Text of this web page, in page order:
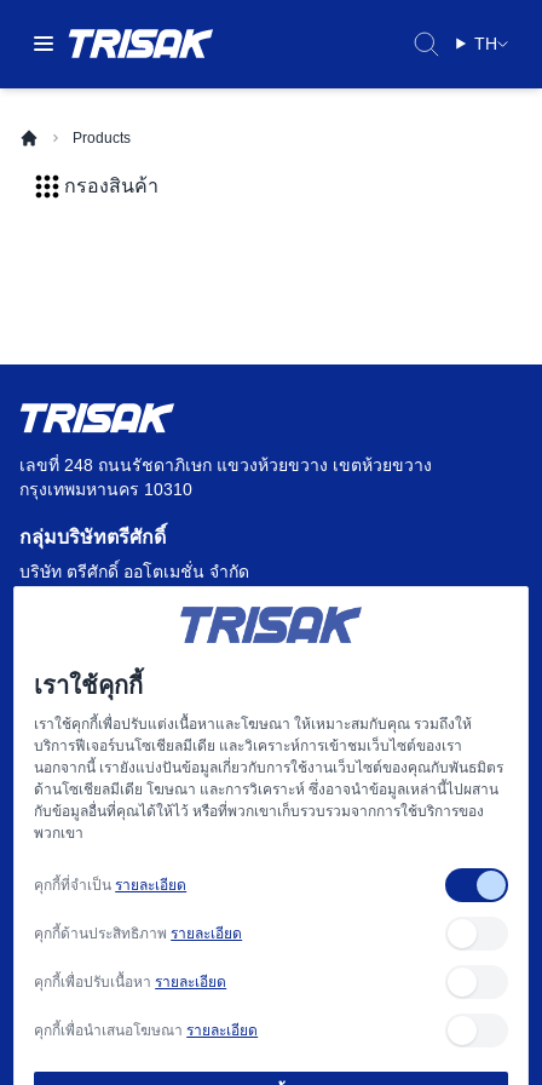
TH
Products
กรองสินค้า
เลขที่ 248 ถนนรัชดาภิเษก แขวงห้วยขวาง เขตห้วยขวาง
กรุงเทพมหานคร 10310
กลุ่มบริษัทตรีศักดิ์
บริษัท ตรีศักดิ์ ออโตเมชั่น จำกัด
บริษัท แฟคตอรี่ ออโตเมชั่น เซ็นเตอร์ จำกัด
บริษัท ไฮทรอน-ตรีศักดิ์ จำกัด
หน้าแรก
เกี่ยวกับเรา
สนับสนุน
ติดต่อเรา
วิธีการซื้อ และ นโยบาย
เราใช้คุกกี้
เราใช้คุกกี้เพื่อปรับแต่งเนื้อหาและโฆษณา ให้เหมาะสมกับคุณ รวมถึงให้
บริการฟีเจอร์บนโซเชียลมีเดีย และวิเคราะห์การเข้าชมเว็บไซต์ของเรา
นอกจากนี้ เรายังแบ่งปันข้อมูลเกี่ยวกับการใช้งานเว็บไซต์ของคุณกับพันธมิตร
ด้านโซเชียลมีเดีย โฆษณา และการวิเคราะห์ ซึ่งอาจนำข้อมูลเหล่านี้ไปผสาน
กับข้อมูลอื่นที่คุณได้ให้ไว้ หรือที่พวกเขาเก็บรวบรวมจากการใช้บริการของ
พวกเขา
คุกกี้ที่จำเป็นรายละเอียด
คุกกี้ด้านประสิทธิภาพรายละเอียด
คุกกี้เพื่อปรับเนื้อหารายละเอียด
คุกกี้เพื่อนำเสนอโฆษณารายละเอียด